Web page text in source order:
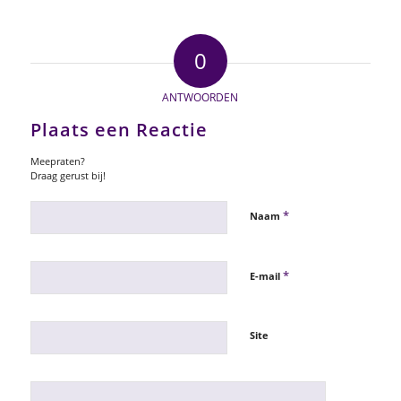
0
ANTWOORDEN
Plaats een Reactie
Meepraten?
Draag gerust bij!
Naam *
E-mail *
Site